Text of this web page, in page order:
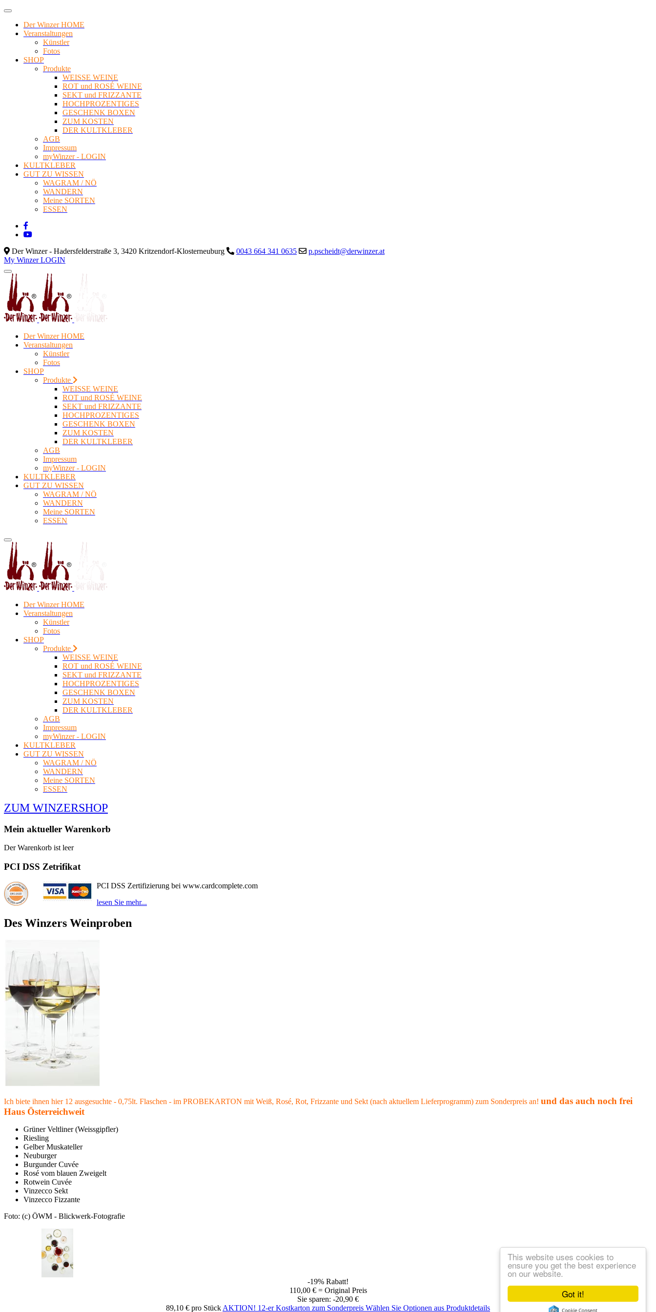
Got it!
This website uses cookies to
ensure you get the best experience
on our website.
Der Winzer HOME
Veranstaltungen
Künstler
Fotos
SHOP
Produkte
WEISSE WEINE
ROT und ROSÉ WEINE
SEKT und FRIZZANTE
HOCHPROZENTIGES
GESCHENK BOXEN
ZUM KOSTEN
DER KULTKLEBER
AGB
Impressum
myWinzer - LOGIN
KULTKLEBER
GUT ZU WISSEN
WAGRAM / NÖ
WANDERN
Meine SORTEN
ESSEN
Der Winzer - Hadersfelderstraße 3, 3420 Kritzendorf-Klosterneuburg 0043 664 341 0635
p.pscheidt@derwinzer.at
My Winzer LOGIN
Der Winzer HOME
Veranstaltungen
Künstler
Fotos
SHOP
Produkte
WEISSE WEINE
ROT und ROSÉ WEINE
SEKT und FRIZZANTE
HOCHPROZENTIGES
GESCHENK BOXEN
ZUM KOSTEN
DER KULTKLEBER
AGB
Impressum
myWinzer - LOGIN
KULTKLEBER
GUT ZU WISSEN
WAGRAM / NÖ
WANDERN
Meine SORTEN
ESSEN
Der Winzer HOME
Veranstaltungen
Künstler
Fotos
SHOP
Produkte
WEISSE WEINE
ROT und ROSÉ WEINE
SEKT und FRIZZANTE
HOCHPROZENTIGES
GESCHENK BOXEN
ZUM KOSTEN
DER KULTKLEBER
AGB
Impressum
myWinzer - LOGIN
KULTKLEBER
GUT ZU WISSEN
WAGRAM / NÖ
WANDERN
Meine SORTEN
ESSEN
ZUM WINZERSHOP
Mein aktueller Warenkorb
Der Warenkorb ist leer
PCI DSS Zetrifikat
PCI DSS Zertifizierung bei www.cardcomplete.com
lesen Sie mehr...
Des Winzers Weinproben
Ich biete ihnen hier 12 ausgesuchte - 0,75lt. Flaschen - im PROBEKARTON mit Weiß, Rosé, Rot, Frizzante und Sekt (nach aktuellem Lieferprogramm) zum Sonderpreis an! und das auch noch frei
Haus Österreichweit
Grüner Veltliner (Weissgipfler)
Riesling
Gelber Muskateller
Neuburger
Burgunder Cuvée
Rosé vom blauen Zweigelt
Rotwein Cuvée
Vinzecco Sekt
Vinzecco Fizzante
Foto: (c) ÖWM - Blickwerk-Fotografie
-19% Rabatt!
110,00 € = Original Preis
Sie sparen: -20,90 €
89,10 € pro Stück AKTION! 12-er Kostkarton zum Sonderpreis Wählen Sie Optionen aus Produktdetails